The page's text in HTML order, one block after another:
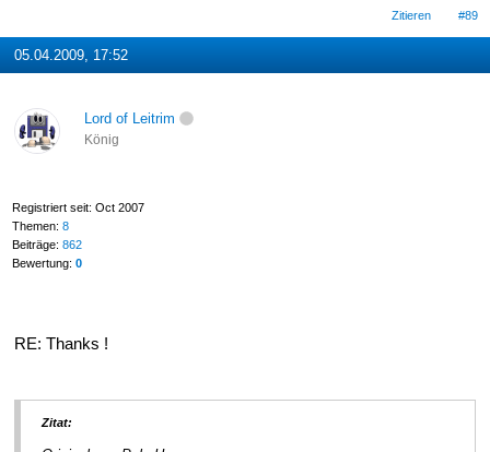
Zitieren #89
05.04.2009, 17:52
Lord of Leitrim
König
Registriert seit: Oct 2007
Themen: 8
Beiträge: 862
Bewertung: 0
RE: Thanks !
Zitat: